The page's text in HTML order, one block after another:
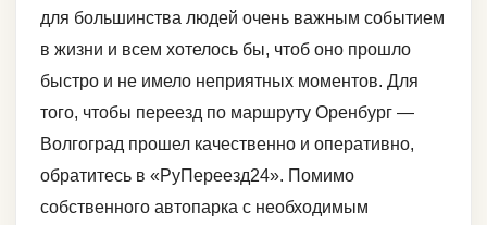
для большинства людей очень важным событием
в жизни и всем хотелось бы, чтоб оно прошло
быстро и не имело неприятных моментов. Для
того, чтобы переезд по маршруту Оренбург —
Волгоград прошел качественно и оперативно,
обратитесь в «РуПереезд24». Помимо
собственного автопарка с необходимым